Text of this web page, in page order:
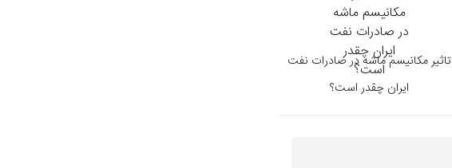
تاثیر مکانیسم ماشه در صادرات نفت
ایران چقدر است؟